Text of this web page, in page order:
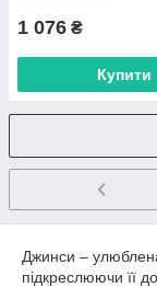
1 076 ₴
Купити
Джинси –
підкреслюючи її